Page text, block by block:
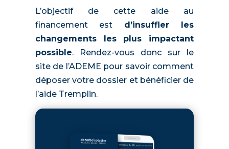
‍L’objectif de cette aide au
financement est d’insuffler les
changements les plus impactant
possible. Rendez-vous donc sur le
site de l’ADEME pour savoir comment
déposer votre dossier et bénéficier de
l’aide Tremplin.